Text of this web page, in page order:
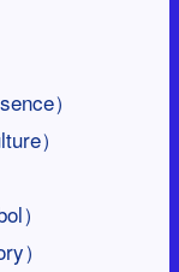
）
）
）
）